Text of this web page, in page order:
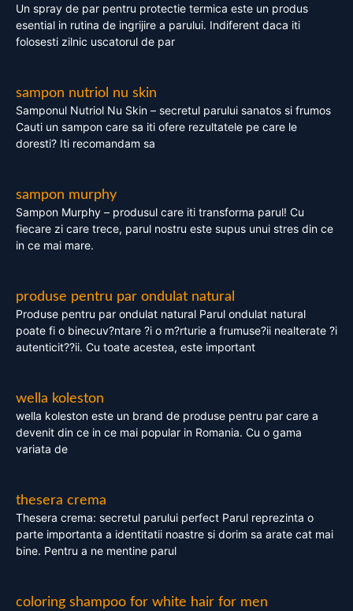
Un spray de par pentru protectie termica este un produs
esential in rutina de ingrijire a parului. Indiferent daca iti
folosesti zilnic uscatorul de par
sampon nutriol nu skin
Samponul Nutriol Nu Skin – secretul parului sanatos si frumos
Cauti un sampon care sa iti ofere rezultatele pe care le
doresti? Iti recomandam sa
sampon murphy
Sampon Murphy – produsul care iti transforma parul! Cu
fiecare zi care trece, parul nostru este supus unui stres din ce
in ce mai mare.
produse pentru par ondulat natural
Produse pentru par ondulat natural Parul ondulat natural
poate fi o binecuv?ntare ?i o m?rturie a frumuse?ii nealterate ?i
autenticit??ii. Cu toate acestea, este important
wella koleston
wella koleston este un brand de produse pentru par care a
devenit din ce in ce mai popular in Romania. Cu o gama
variata de
thesera crema
Thesera crema: secretul parului perfect Parul reprezinta o
parte importanta a identitatii noastre si dorim sa arate cat mai
bine. Pentru a ne mentine parul
coloring shampoo for white hair for men